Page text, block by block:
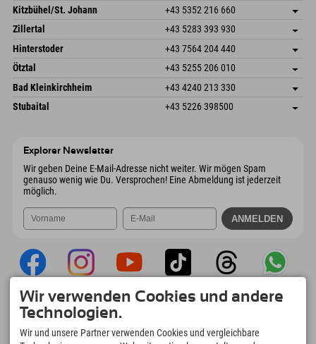
Dorfstr. 127b
6793 Gaschurn/Montafon
Österreich
Adresse speichern
Buchen
Kitzbühel/St. Johann +43 5352 216 660
Speckbacherstraße 87
Österreich
Adresse speichern
Buchen
Zillertal +43 5283 393 930
Schmiedau 2
Österreich
Adresse speichern
Buchen
Hinterstoder +43 7564 204 440
Freizeitpark 10
Österreich
Adresse speichern
Buchen
Ötztal +43 5255 206 010
Gscheat 14
Österreich
Adresse speichern
Buchen
Bad Kleinkirchheim +43 4240 213 330
Dorfstraße 24
Adresse speichern
Stubaital +43 5226 398500
Explorer Newsletter
Wir geben Deine E-Mail-Adresse nicht weiter. Wir mögen Spam
genauso wenig wie Du. Versprochen! Eine Abmeldung ist jederzeit
möglich.
Explorer App
Upload Deiner #ExplorerMoments, Mein
Explorer To Go mit Buchungsübersicht,
Wir verwenden Cookies und andere
Technologien.
Wir und unsere Partner verwenden Cookies und vergleichbare